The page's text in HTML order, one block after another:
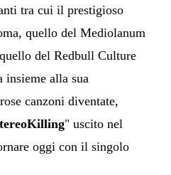
tra cui il prestigioso
quello del Mediolanum
del Redbull Culture
insieme alla sua
canzoni diventate,
" uscito nel
oggi con il singolo